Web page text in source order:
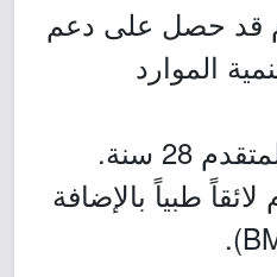
قد حصل على دعم
الموارد
طبياً بالإضافة